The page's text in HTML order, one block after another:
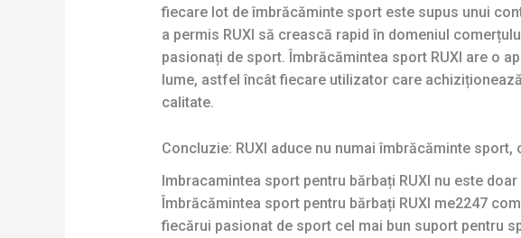
fiecare lot de îmbrăcăminte sport este supus unui
a permis RUXI să crească rapid în domeniul
pasionați de sport. Îmbrăcămintea sport RUXI are o
lume, astfel încât fiecare utilizator care
calitate.
Concluzie: RUXI aduce nu numai îmbrăcăminte
Imbracamintea sport pentru bărbați RUXI nu este
Îmbrăcămintea sport pentru bărbați RUXI me2247
fiecărui pasionat de sport cel mai bun suport pentru